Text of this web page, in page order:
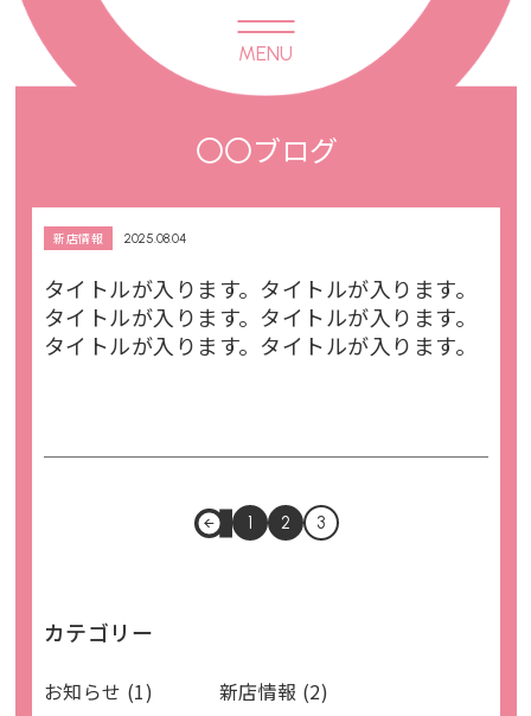
トップページ
事業所一覧
Tel 045-594-8945
受付時間：平日9:30～17:00
MENU
〇〇ブログ
新店情報 2025.08.04
タイトルが入ります。タイトルが入ります。
タイトルが入ります。タイトルが入ります。
タイトルが入ります。タイトルが入ります。
カテゴリー
お知らせ (1) 新店情報 (2)
1 2 3